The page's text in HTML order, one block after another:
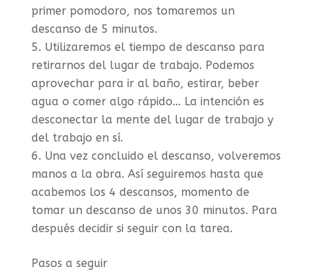
primer pomodoro, nos tomaremos un
descanso de 5 minutos.
Utilizaremos el tiempo de descanso para
retirarnos del lugar de trabajo. Podemos
aprovechar para ir al baño, estirar, beber
agua o comer algo rápido… La intención es
desconectar la mente del lugar de trabajo y
del trabajo en sí.
Una vez concluido el descanso, volveremos
manos a la obra. Así seguiremos hasta que
acabemos los 4 descansos, momento de
tomar un descanso de unos 30 minutos. Para
después decidir si seguir con la tarea.
Pasos a seguir